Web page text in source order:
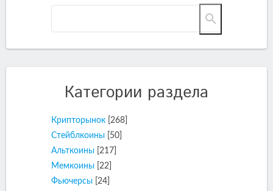
Категории раздела
Крипторынок
[268]
Стейблкоины
[50]
Альткоины
[217]
Мемкоины
[22]
Фьючерсы
[24]